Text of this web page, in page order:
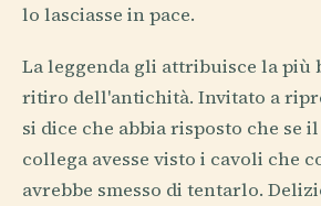
lo lasciasse in pace.
La leggenda gli attribuisce la più
ritiro dell'antichità. Invitato a
si dice che abbia risposto che se
collega avesse visto i cavoli che
avrebbe smesso di tentarlo.